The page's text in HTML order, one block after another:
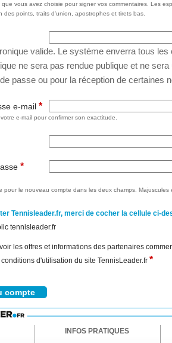
vous avez choisie pour signer vos commentaires. Les
des points, traits d'union, apostrophes et tirets bas.
valide. Le système enverra tous
ne sera pas rendue publique et ne
passe ou pour la réception de certaines
e-mail *
e-mail pour confirmer son exactitude.
*
pour le nouveau compte dans les deux champs. Majuscules
Tennisleader.fr, merci de cocher la cellule ci-
tennisleader.fr
les offres et informations des partenaires
d'utilisation du site TennisLeader.fr *
INFOS PRATIQUES